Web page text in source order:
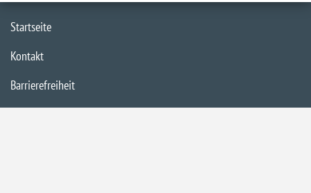
Startseite
Kontakt
Barrierefreiheit